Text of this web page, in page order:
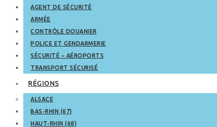
AGENT DE SÉCURITÉ
ARMÉE
CONTRÔLE DOUANIER
POLICE ET GENDARMERIE
SÉCURITÉ – AÉROPORTS
TRANSPORT SÉCURISÉ
RÉGIONS
ALSACE
BAS-RHIN (67)
HAUT-RHIN (68)